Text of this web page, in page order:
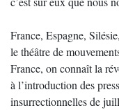
France, Espagne,
le théâtre de
France, on connaît la
à l’introduction des
insurrectionnelles de